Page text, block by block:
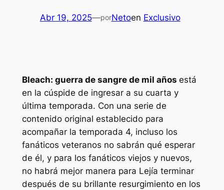
Abr 19, 2025—porNetoen Exclusivo
Bleach: guerra de sangre de mil años está
en la cúspide de ingresar a su cuarta y
última temporada. Con una serie de
contenido original establecido para
acompañar la temporada 4, incluso los
fanáticos veteranos no sabrán qué esperar
de él, y para los fanáticos viejos y nuevos,
no habrá mejor manera para Lejía terminar
después de su brillante resurgimiento en los